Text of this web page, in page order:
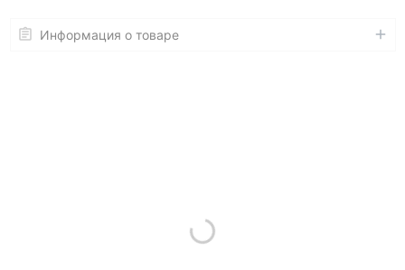
Информация о товаре